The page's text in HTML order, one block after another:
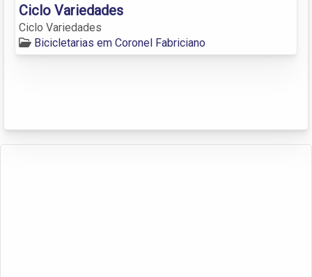
Ciclo Variedades
Ciclo Variedades
Bicicletarias em Coronel Fabriciano